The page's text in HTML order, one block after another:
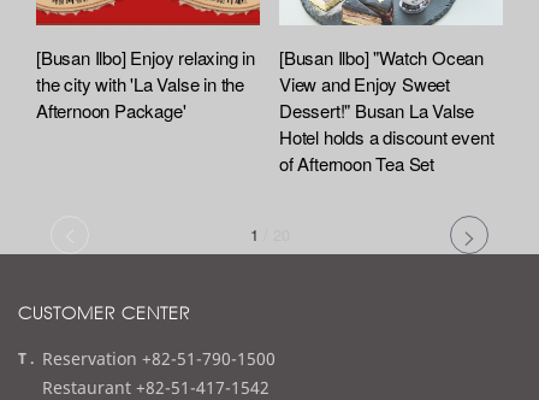
[Busan Ilbo] Enjoy relaxing in
the city with 'La Valse in the
Afternoon Package'
[Busan Ilbo] "Watch Ocean
View and Enjoy Sweet
Dessert!" Busan La Valse
Hotel holds a discount event
of Afternoon Tea Set
1
CUSTOMER CENTER
t
e
Reservation +82-51-790-1500
Restaurant +82-51-417-1542